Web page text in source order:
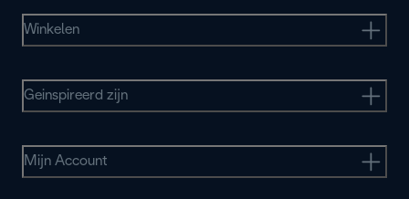
Winkelen
Geinspireerd zijn
Mijn Account